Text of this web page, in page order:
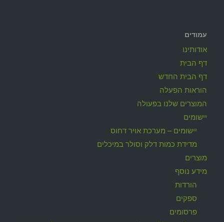
עמודים
אודותינו
דף הבית
דף הבית החדש
הוראות הפעלה
המוצרים שלנו בפעולה
יישומים
יישומים – מערכת אויר דחוס
מדידת כמות דלק וסולר במיכלים
מוצרים
מידע נוסף
הורדות
ספקים
פרסומים